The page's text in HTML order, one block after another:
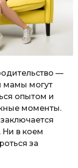
—
мамы могут
опытом и
моменты.
Ни в коем
за